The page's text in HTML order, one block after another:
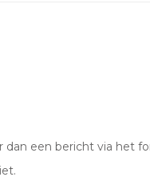
een bericht via het